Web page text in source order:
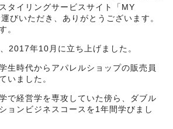
タイリングサービスサイト「MY
びいただき、ありがとうございます。
。
2017年10月に立ち上げました。
生時代からアパレルショップの販売員
いました。
で経営学を専攻していた傍ら、ダブル
ョンビジネスコースを1年間学びまし